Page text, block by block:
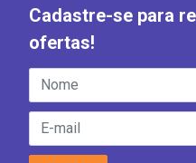
Cadastre-se para
ofertas!